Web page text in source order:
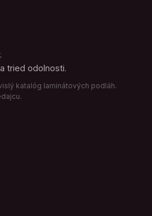
tried odolnosti.
katalóg laminátových podláh.